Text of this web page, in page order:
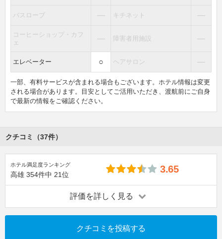
バスローブ ― キチネット ―
コーヒーショップ・カフ
ェ
― 障害者用施設 ―
エレベーター ○ ヘアサロン ―
一部、有料サービスが含まれる場合もございます。ホテル情報は変更
される場合があります。目安としてご活用いただき、渡航前にご自身
で最新の情報をご確認ください。
クチコミ（37件）
ホテル満足度ランキング
高雄 354件中 21位 3.65
評価を詳しく見る
クチコミを投稿する